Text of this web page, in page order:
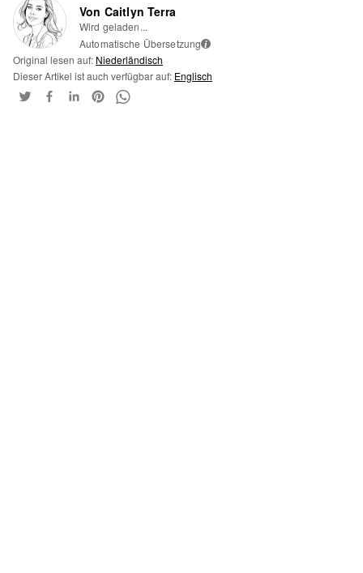
Von Caitlyn Terra
Wird geladen...
Automatische Übersetzung i
Original lesen auf: Niederländisch
Dieser Artikel ist auch verfügbar auf: Englisch